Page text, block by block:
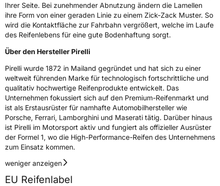
Ihrer Seite. Bei zunehmender Abnutzung ändern die Lamellen
ihre Form von einer geraden Linie zu einem Zick-Zack Muster. So
wird die Kontaktfläche zur Fahrbahn vergrößert, welche im Laufe
des Reifenlebens für eine gute Bodenhaftung sorgt.
Über den Hersteller Pirelli
Pirelli wurde 1872 in Mailand gegründet und hat sich zu einer
weltweit führenden Marke für technologisch fortschrittliche und
qualitativ hochwertige Reifenprodukte entwickelt. Das
Unternehmen fokussiert sich auf den Premium-Reifenmarkt und
ist als Erstausrüster für namhafte Automobilhersteller wie
Porsche, Ferrari, Lamborghini und Maserati tätig. Darüber hinaus
ist Pirelli im Motorsport aktiv und fungiert als offizieller Ausrüster
der Formel 1, wo die High-Performance-Reifen des Unternehmens
zum Einsatz kommen.
weniger anzeigen
EU Reifenlabel